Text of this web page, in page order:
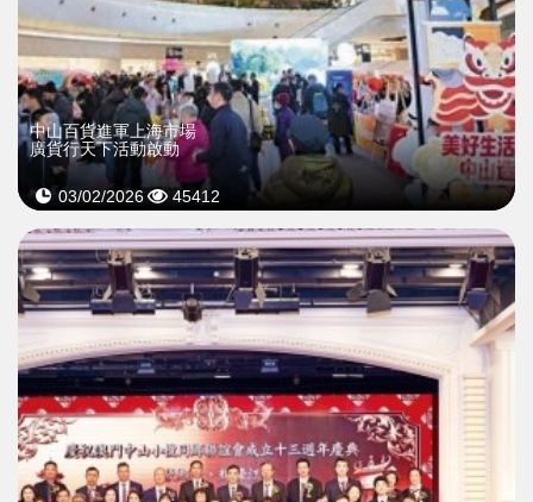
中山百貨進軍上海市場
廣貨行天下活動啟動
03/02/2026 45412